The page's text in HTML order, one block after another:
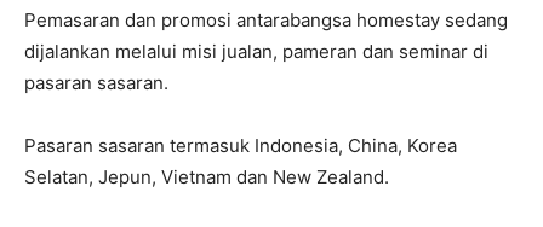
Pemasaran dan promosi antarabangsa homestay sedang
dijalankan melalui misi jualan, pameran dan seminar di
pasaran sasaran.
Pasaran sasaran termasuk Indonesia, China, Korea
Selatan, Jepun, Vietnam dan New Zealand.